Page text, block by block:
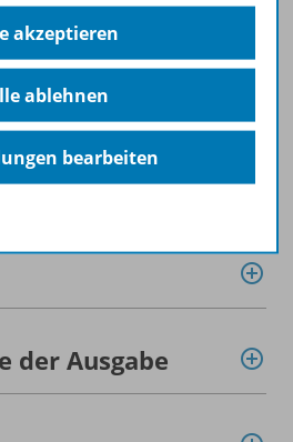
ZU DEN ABO-ANGEBOTEN
der Ausgabe
akzeptieren
ablehnen
bearbeiten